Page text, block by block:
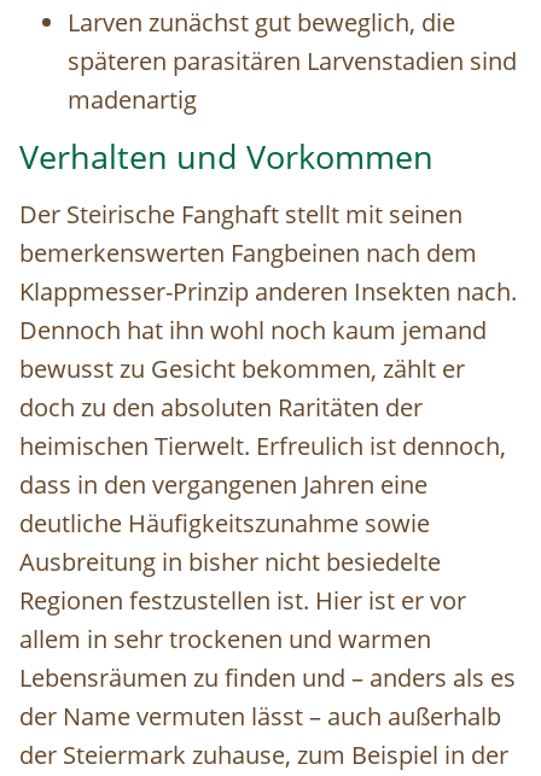
Larven zunächst gut beweglich, die
späteren parasitären Larvenstadien sind
madenartig
Verhalten und Vorkommen
Der Steirische Fanghaft stellt mit seinen
bemerkenswerten Fangbeinen nach dem
Klappmesser-Prinzip anderen Insekten nach.
Dennoch hat ihn wohl noch kaum jemand
bewusst zu Gesicht bekommen, zählt er
doch zu den absoluten Raritäten der
heimischen Tierwelt. Erfreulich ist dennoch,
dass in den vergangenen Jahren eine
deutliche Häufigkeitszunahme sowie
Ausbreitung in bisher nicht besiedelte
Regionen festzustellen ist. Hier ist er vor
allem in sehr trockenen und warmen
Lebensräumen zu finden und – anders als es
der Name vermuten lässt – auch außerhalb
der Steiermark zuhause, zum Beispiel in der